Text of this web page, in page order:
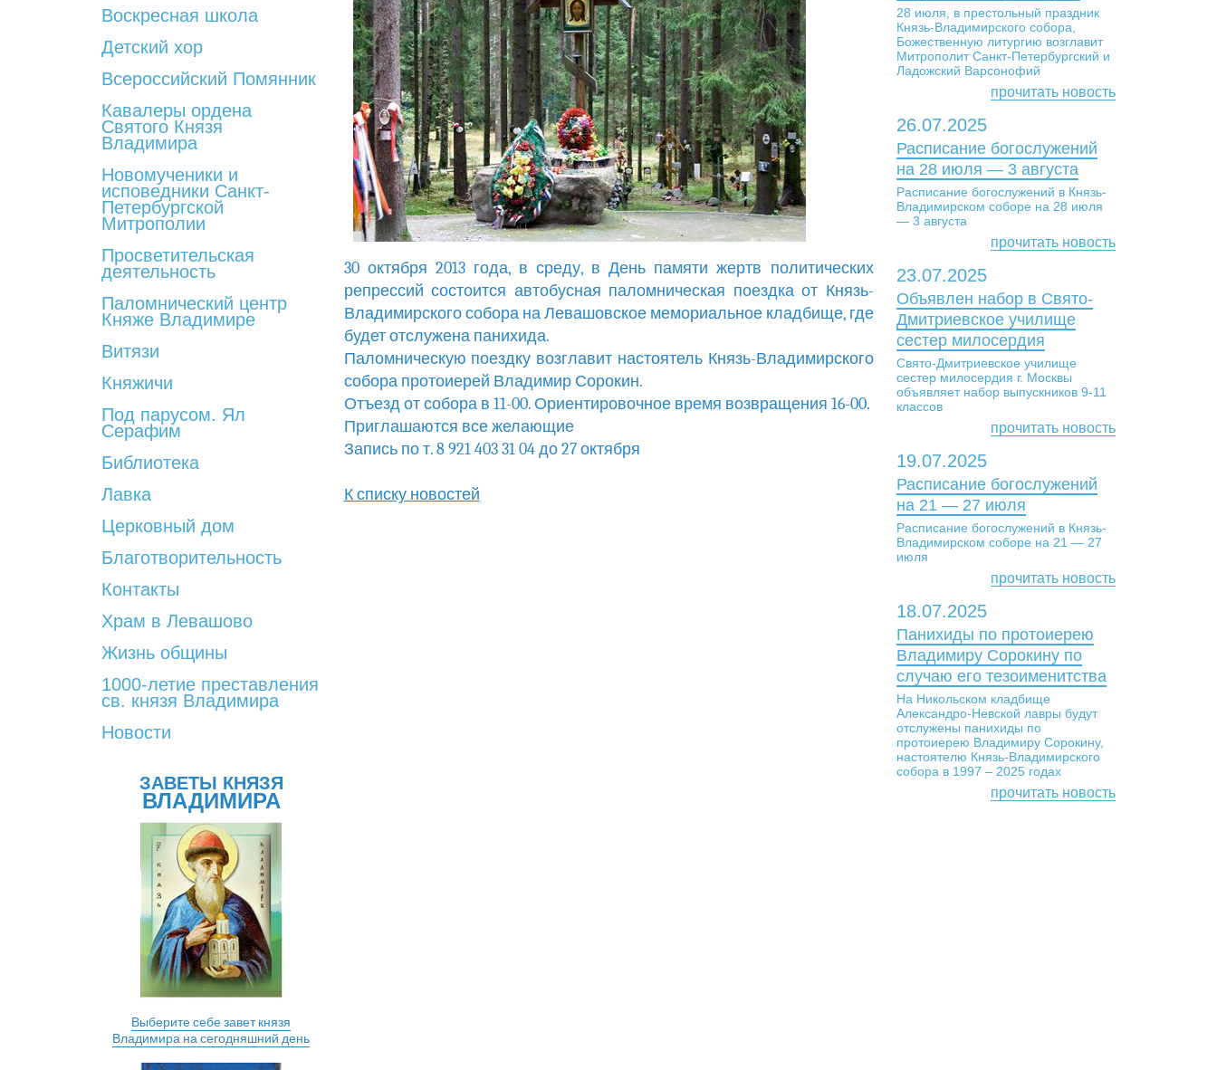
Воскресная школа
Детский хор
Всероссийский Помянник
Кавалеры ордена
Святого Князя
Владимира
Новомученики и
исповедники Санкт-
Петербургской
Митрополии
Просветительская
деятельность
Паломнический центр
Княже Владимире
Витязи
Княжичи
Под парусом. Ял
Серафим
Библиотека
Лавка
Церковный дом
Благотворительность
Контакты
Храм в Левашово
Жизнь общины
1000-летие преставления
св. князя Владимира
Новости
ЗАВЕТЫ КНЯЗЯ
ВЛАДИМИРА
Выберите себе завет князя
Владимира на сегодняшний день
30 октября 2013 года, в среду, в День памяти жертв политических
репрессий состоится автобусная паломническая поездка от Князь-
Владимирского собора на Левашовское мемориальное кладбище, где
будет отслужена панихида.
Паломническую поездку возглавит настоятель Князь-Владимирского
собора протоиерей Владимир Сорокин.
Отъезд от собора в 11-00. Ориентировочное время возвращения 16-00.
Приглашаются все желающие
Запись по т. 8 921 403 31 04 до 27 октября
К списку новостей
28 июля, в престольный праздник
Князь-Владимирского собора,
Божественную литургию возглавит
Митрополит Санкт-Петербургский и
Ладожский Варсонофий
прочитать новость
26.07.2025
Расписание богослужений
на 28 июля — 3 августа
Расписание богослужений в Князь-
Владимирском соборе на 28 июля
— 3 августа
прочитать новость
23.07.2025
Объявлен набор в Свято-
Дмитриевское училище
сестер милосердия
Свято-Дмитриевское училище
сестер милосердия г. Москвы
объявляет набор выпускников 9-11
классов
прочитать новость
19.07.2025
Расписание богослужений
на 21 — 27 июля
Расписание богослужений в Князь-
Владимирском соборе на 21 — 27
июля
прочитать новость
18.07.2025
Панихиды по протоиерею
Владимиру Сорокину по
случаю его тезоименитства
На Никольском кладбище
Александро-Невской лавры будут
отслужены панихиды по
протоиерею Владимиру Сорокину,
настоятелю Князь-Владимирского
собора в 1997 – 2025 годах
прочитать новость